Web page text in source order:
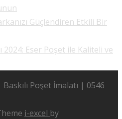
Güçlendiren Etkili Bir
2024: Eser Poşet ile Kaliteli ve
Poşet İmalatı | 0546
i-excel by